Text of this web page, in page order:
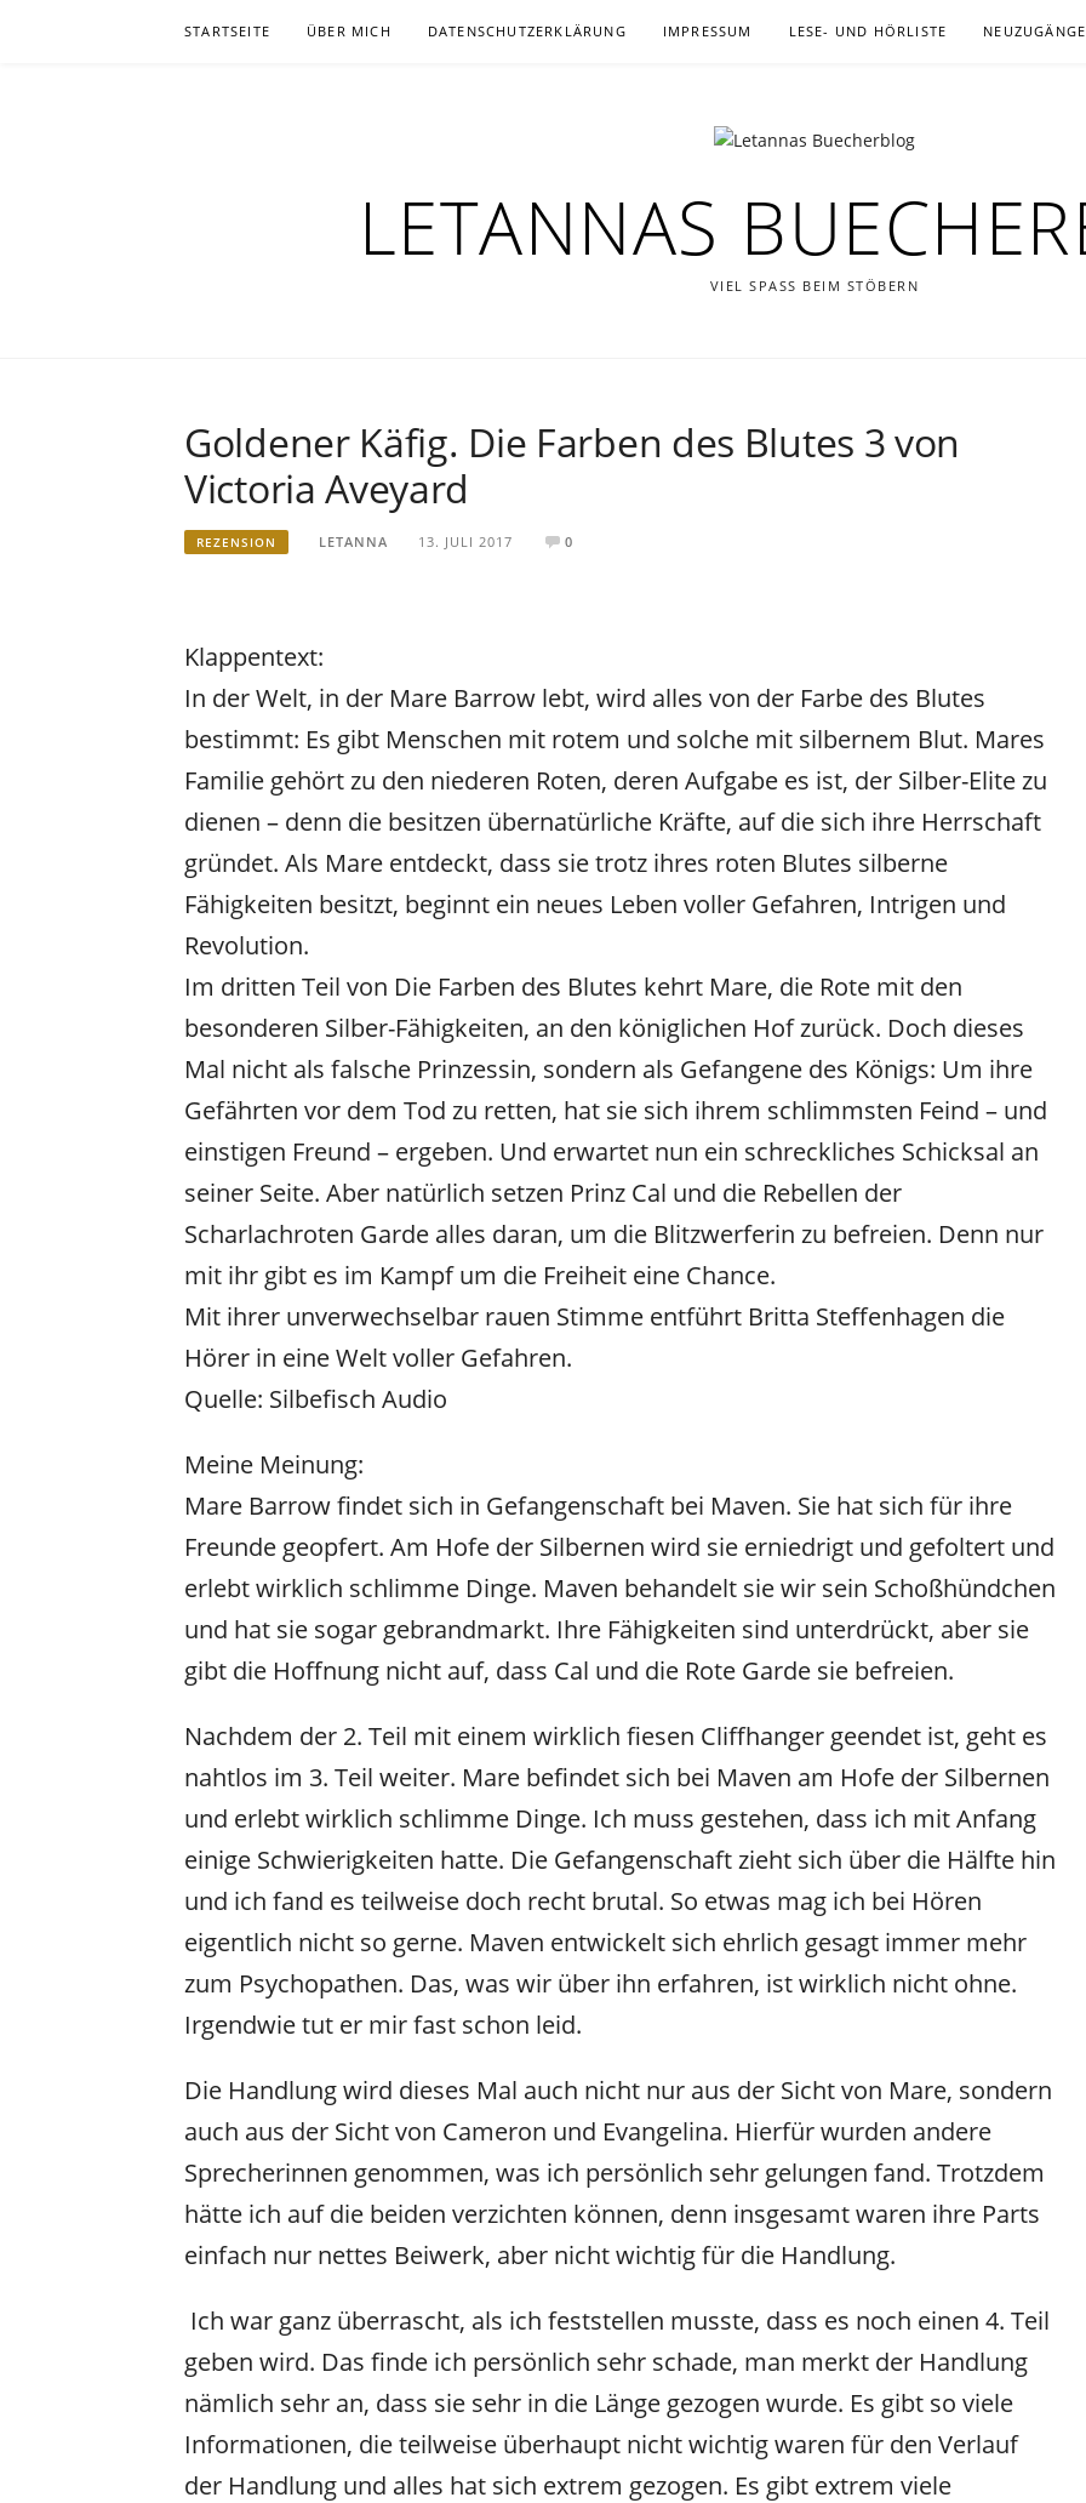
STARTSEITE ÜBER MICH DATENSCHUTZERKLÄRUNG IMPRESSUM LESE- UND HÖRLISTE NEUZUGÄNGE
LETANNAS
VIEL SPASS BEIM STÖBERN
Goldener Käfig. Die Farben des Blutes 3 von
Victoria Aveyard
REZENSION LETANNA 13. JULI 2017 0
Klappentext:
In der Welt, in der Mare Barrow lebt, wird alles von der Farbe des Blutes
bestimmt: Es gibt Menschen mit rotem und solche mit silbernem Blut. Mares
Familie gehört zu den niederen Roten, deren Aufgabe es ist, der Silber-Elite zu
dienen – denn die besitzen übernatürliche Kräfte, auf die sich ihre Herrschaft
gründet. Als Mare entdeckt, dass sie trotz ihres roten Blutes silberne
Fähigkeiten besitzt, beginnt ein neues Leben voller Gefahren, Intrigen und
Revolution.
Im dritten Teil von Die Farben des Blutes kehrt Mare, die Rote mit den
besonderen Silber-Fähigkeiten, an den königlichen Hof zurück. Doch dieses
Mal nicht als falsche Prinzessin, sondern als Gefangene des Königs: Um ihre
Gefährten vor dem Tod zu retten, hat sie sich ihrem schlimmsten Feind – und
einstigen Freund – ergeben. Und erwartet nun ein schreckliches Schicksal an
seiner Seite. Aber natürlich setzen Prinz Cal und die Rebellen der
Scharlachroten Garde alles daran, um die Blitzwerferin zu befreien. Denn nur
mit ihr gibt es im Kampf um die Freiheit eine Chance.
Mit ihrer unverwechselbar rauen Stimme entführt Britta Steffenhagen die
Hörer in eine Welt voller Gefahren.
Quelle: Silbefisch Audio
Meine Meinung:
Mare Barrow findet sich in Gefangenschaft bei Maven. Sie hat sich für ihre
Freunde geopfert. Am Hofe der Silbernen wird sie erniedrigt und gefoltert und
erlebt wirklich schlimme Dinge. Maven behandelt sie wir sein Schoßhündchen
und hat sie sogar gebrandmarkt. Ihre Fähigkeiten sind unterdrückt, aber sie
gibt die Hoffnung nicht auf, dass Cal und die Rote Garde sie befreien.
Nachdem der 2. Teil mit einem wirklich fiesen Cliffhanger geendet ist, geht es
nahtlos im 3. Teil weiter. Mare befindet sich bei Maven am Hofe der Silbernen
und erlebt wirklich schlimme Dinge. Ich muss gestehen, dass ich mit Anfang
einige Schwierigkeiten hatte. Die Gefangenschaft zieht sich über die Hälfte hin
und ich fand es teilweise doch recht brutal. So etwas mag ich bei Hören
eigentlich nicht so gerne. Maven entwickelt sich ehrlich gesagt immer mehr
zum Psychopathen. Das, was wir über ihn erfahren, ist wirklich nicht ohne.
Irgendwie tut er mir fast schon leid.
Die Handlung wird dieses Mal auch nicht nur aus der Sicht von Mare, sondern
auch aus der Sicht von Cameron und Evangelina. Hierfür wurden andere
Sprecherinnen genommen, was ich persönlich sehr gelungen fand. Trotzdem
hätte ich auf die beiden verzichten können, denn insgesamt waren ihre Parts
einfach nur nettes Beiwerk, aber nicht wichtig für die Handlung.
Ich war ganz überrascht, als ich feststellen musste, dass es noch einen 4. Teil
geben wird. Das finde ich persönlich sehr schade, man merkt der Handlung
nämlich sehr an, dass sie sehr in die Länge gezogen wurde. Es gibt so viele
Informationen, die teilweise überhaupt nicht wichtig waren für den Verlauf
der Handlung und alles hat sich extrem gezogen. Es gibt extrem viele